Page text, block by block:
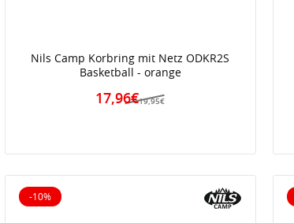
Nils Camp Korbring mit Netz ODKR2S
Basketball - orange
19,95€
17,96€
-10%
10% reduziert